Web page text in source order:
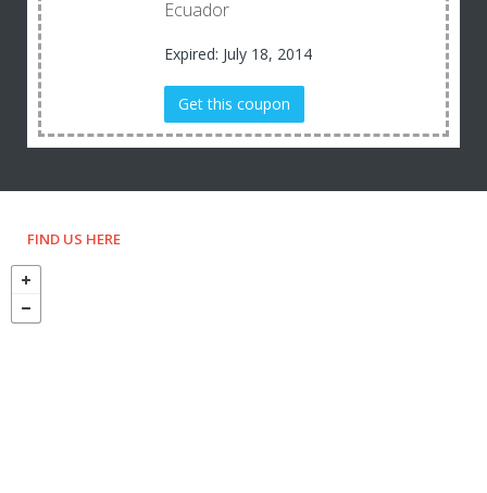
Ecuador
Expired: July 18, 2014
Get this coupon
FIND US HERE